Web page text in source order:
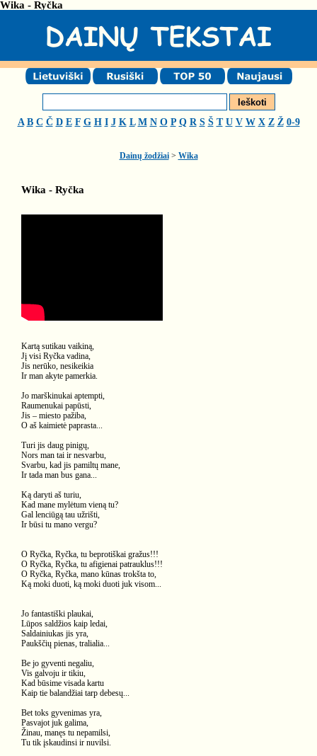
Wika - Ryčka
A B C Č D E F G H I J K L M N O P Q R S Š T U V W X Z Ž 0-9
Dainų žodžiai> Wika
Wika - Ryčka
Kartą sutikau vaikiną,
Jį visi Ryčka vadina,
Jis nerūko, nesikeikia
Ir man akyte pamerkia.
Jo marškinukai aptempti,
Raumenukai papūsti,
Jis – miesto pažiba,
O aš kaimietė paprasta...
Turi jis daug pinigų,
Nors man tai ir nesvarbu,
Svarbu, kad jis pamiltų mane,
Ir tada man bus gana...
Ką daryti aš turiu,
Kad mane mylėtum vieną tu?
Gal lenciūgą tau užrišti,
Ir būsi tu mano vergu?
O Ryčka, Ryčka, tu beprotiškai gražus!!!
O Ryčka, Ryčka, tu afigienai patrauklus!!!
O Ryčka, Ryčka, mano kūnas trokšta to,
Ką moki duoti, ką moki duoti juk visom...
Jo fantastiški plaukai,
Lūpos saldžios kaip ledai,
Saldainiukas jis yra,
Paukščių pienas, tralialia...
Be jo gyventi negaliu,
Vis galvoju ir tikiu,
Kad būsime visada kartu
Kaip tie balandžiai tarp debesų...
Bet toks gyvenimas yra,
Pasvajot juk galima,
Žinau, manęs tu nepamilsi,
Tu tik įskaudinsi ir nuvilsi.